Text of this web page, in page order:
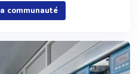
communauté